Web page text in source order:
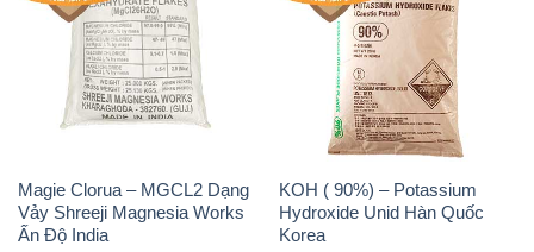
Magie Clorua – MGCL2 Dạng
Vảy Shreeji Magnesia Works
Ấn Độ India
KOH ( 90%) – Potassium
Hydroxide Unid Hàn Quốc